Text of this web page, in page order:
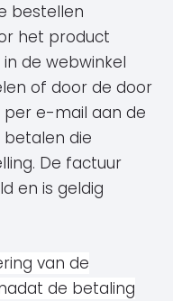
bestellen
het product
de webwinkel
of door de door
e-mail aan de
die
De factuur
en is geldig
van de
de betaling